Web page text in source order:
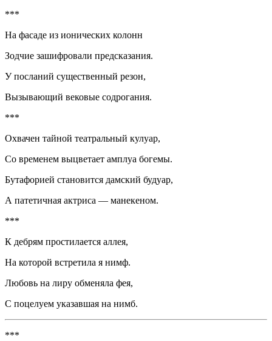
***
На фасаде из ионических колонн
Зодчие зашифровали предсказания.
У посланий существенный резон,
Вызывающий вековые содрогания.
***
Охвачен тайной театральный кулуар,
Со временем выцветает амплуа богемы.
Бутафорией становится дамский будуар,
А патетичная актриса — манекеном.
***
К дебрям простилается аллея,
На которой встретила я нимф.
Любовь на лиру обменяла фея,
С поцелуем указавшая на нимб.
***